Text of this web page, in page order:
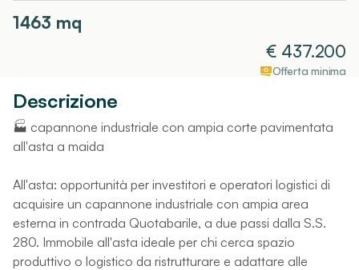
1463 mq
€ 437.200
Offerta minima
Descrizione
🏭 capannone industriale con ampia corte pavimentata
all'asta a maida
All'asta: opportunità per investitori e operatori logistici di
acquisire un capannone industriale con ampia area
esterna in contrada Quotabarile, a due passi dalla S.S.
280. Immobile all'asta ideale per chi cerca spazio
produttivo o logistico da ristrutturare e adattare alle